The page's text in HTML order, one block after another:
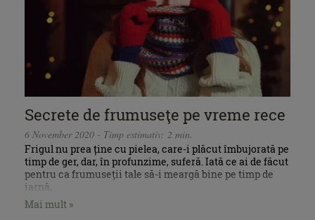
Secrete de frumuseţe pe vreme rece
6 November 2020 - Timp estimativ: 2 min.
Frigul nu prea ține cu pielea, care-i plăcut îmbujorată pe
timp de ger, dar, în profunzime, suferă. Iată ce ai de făcut
pentru ca frumuseţii tale să-i meargă bine pe timp de
iarnă.
Mai mult »